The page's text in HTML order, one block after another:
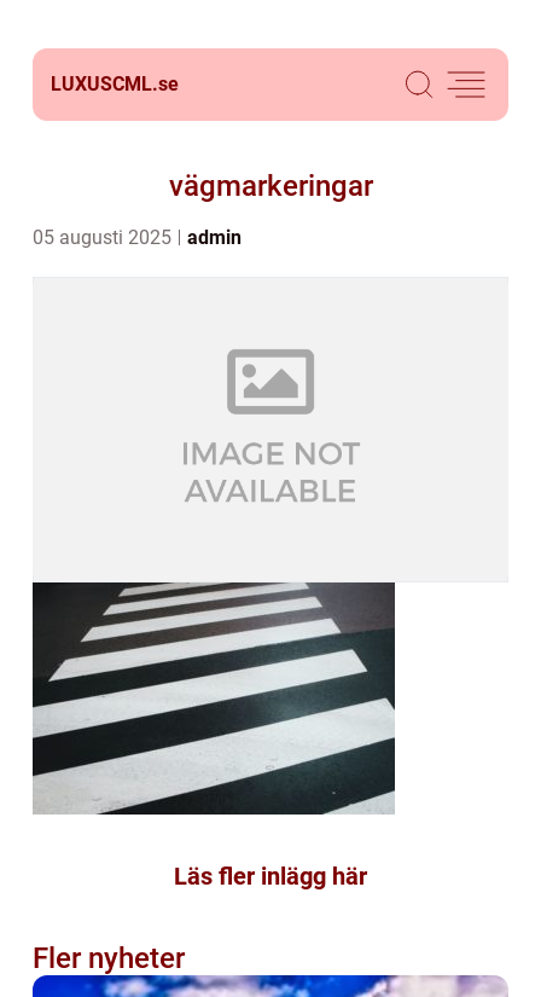
LUXUSCML.se
vägmarkeringar
05 augusti 2025 admin
Läs fler inlägg här
Fler nyheter